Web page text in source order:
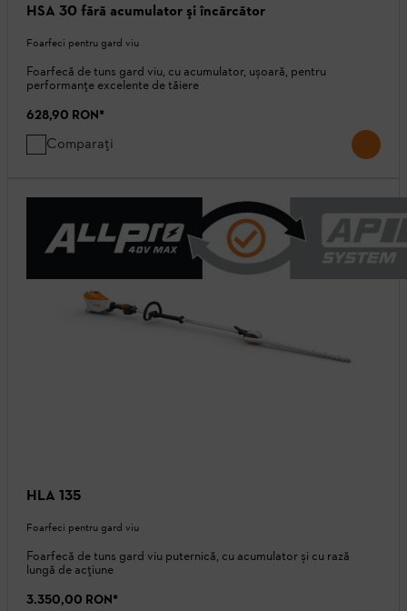
HSA 30 fără acumulator şi încărcător
Foarfeci pentru gard viu
Foarfecă de tuns gard viu, cu acumulator, ușoară, pentru
performanțe excelente de tăiere
628,90 RON*
Comparați
HLA 135
Foarfeci pentru gard viu
Foarfecă de tuns gard viu puternică, cu acumulator și cu rază
lungă de acțiune
3.350,00 RON*